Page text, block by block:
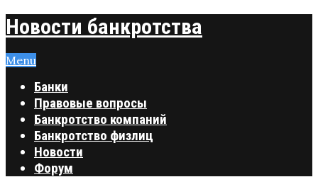
Новости банкротства
Menu
Банки
Правовые вопросы
Банкротство компаний
Банкротство физлиц
Новости
Форум